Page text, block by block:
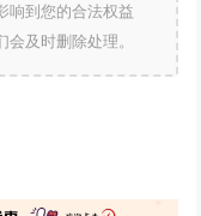
响到您的合法权益
会及时删除处理。